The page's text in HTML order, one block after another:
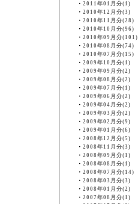
・ 2011年01月分(1)
・ 2010年12月分(3)
・ 2010年11月分(28)
・ 2010年10月分(96)
・ 2010年09月分(101)
・ 2010年08月分(74)
・ 2010年07月分(15)
・ 2009年10月分(1)
・ 2009年09月分(2)
・ 2009年08月分(2)
・ 2009年07月分(1)
・ 2009年06月分(2)
・ 2009年04月分(2)
・ 2009年03月分(2)
・ 2009年02月分(9)
・ 2009年01月分(6)
・ 2008年12月分(5)
・ 2008年11月分(3)
・ 2008年09月分(1)
・ 2008年08月分(1)
・ 2008年07月分(14)
・ 2008年03月分(3)
・ 2008年01月分(2)
・ 2007年08月分(1)